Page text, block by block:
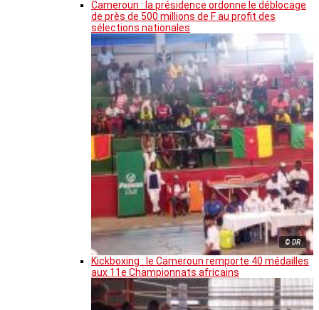
Cameroun : la présidence ordonne le déblocage
de près de 500 millions de F au profit des
sélections nationales
© DR
Kickboxing : le Cameroun remporte 40 médailles
aux 11e Championnats africains